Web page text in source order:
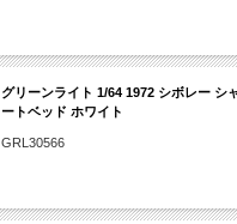
グリーンライト 1/64 1972 シボレー シ
ートベッド ホワイト
GRL30566